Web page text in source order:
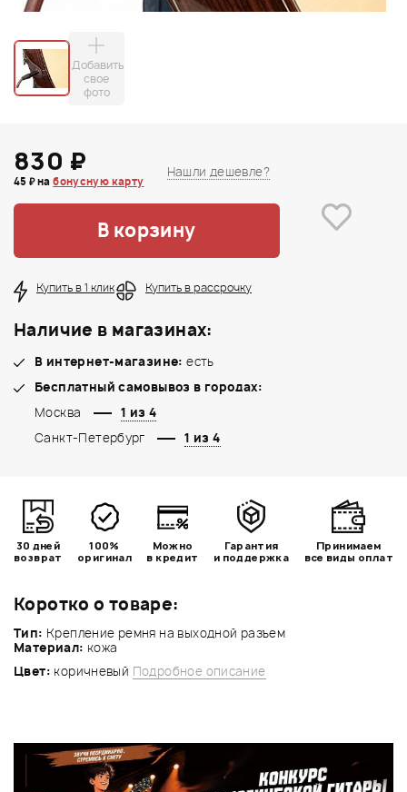
Добавить
свое
фото
Коротко о товаре:
Тип: Крепление ремня на выходной разъем
Материал: кожа
Цвет: коричневый Подробное описание
830 ₽
45 ₽ набонусную карту
Нашли дешевле?
В корзину
Купить в 1 клик Купить в рассрочку
Наличие в магазинах:
В интернет-магазине: есть
Бесплатный самовывоз в городах:
Москва
1 из 4
Санкт-Петербург
1 из 4
30 дней
возврат
100%
оригинал
Можно
в кредит
Гарантия
и поддержка
Принимаем
все виды оплат